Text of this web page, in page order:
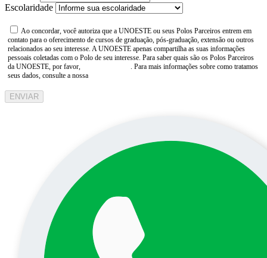
Escolaridade
Ao concordar, você autoriza que a UNOESTE ou seus Polos Parceiros entrem em
contato para o oferecimento de cursos de graduação, pós-graduação, extensão ou outros
relacionados ao seu interesse. A UNOESTE apenas compartilha as suas informações
pessoais coletadas com o Polo de seu interesse. Para saber quais são os Polos Parceiros
da UNOESTE, por favor,
. Para mais informações sobre como tratamos
seus dados, consulte a nossa
ENVIAR